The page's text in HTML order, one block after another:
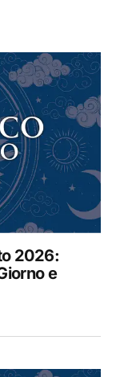
2026:
e